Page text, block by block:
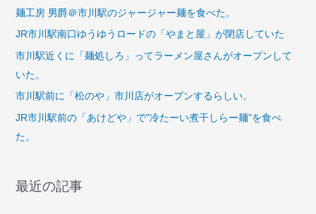
ん
が
ー
プ
ン
し
て
麺工房 男爵＠市川駅のジャージャー麺を食べた。
JR市川駅南口ゆうゆうロードの「やまと屋」が閉店していた
市川駅近くに「麺処しろ」ってラーメン屋さんがオープンして
いた。
市川駅前に「松のや」市川店がオープンするらしい。
JR市川駅前の「あけどや」で"冷たーい煮干しらー麺"を食べ
た。
最近の記事